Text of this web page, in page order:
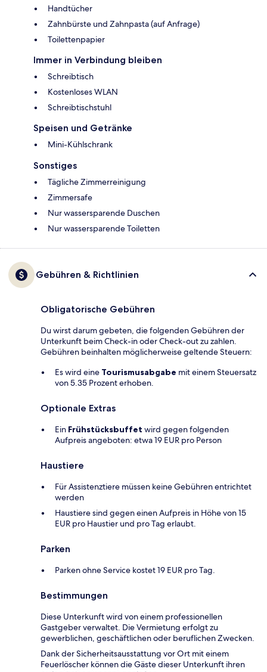
Handtücher
Zahnbürste und Zahnpasta (auf Anfrage)
Toilettenpapier
Immer in Verbindung bleiben
Schreibtisch
Kostenloses WLAN
Schreibtischstuhl
Speisen und Getränke
Mini-Kühlschrank
Sonstiges
Tägliche Zimmerreinigung
Zimmersafe
Nur wassersparende Duschen
Nur wassersparende Toiletten
Gebühren & Richtlinien
Obligatorische Gebühren
Du wirst darum gebeten, die folgenden Gebühren der
Unterkunft beim Check-in oder Check-out zu zahlen.
Gebühren beinhalten möglicherweise geltende Steuern:
Es wird eine Tourismusabgabe mit einem Steuersatz
von 5.35 Prozent erhoben.
Optionale Extras
Ein Frühstücksbuffet wird gegen folgenden
Aufpreis angeboten: etwa 19 EUR pro Person
Haustiere
Für Assistenztiere müssen keine Gebühren entrichtet
werden
Haustiere sind gegen einen Aufpreis in Höhe von 15
EUR pro Haustier und pro Tag erlaubt.
Parken
Parken ohne Service kostet 19 EUR pro Tag.
Bestimmungen
Diese Unterkunft wird von einem professionellen
Gastgeber verwaltet. Die Vermietung erfolgt zu
gewerblichen, geschäftlichen oder beruflichen Zwecken.
Dank der Sicherheitsausstattung vor Ort mit einem
Feuerlöscher können die Gäste dieser Unterkunft ihren